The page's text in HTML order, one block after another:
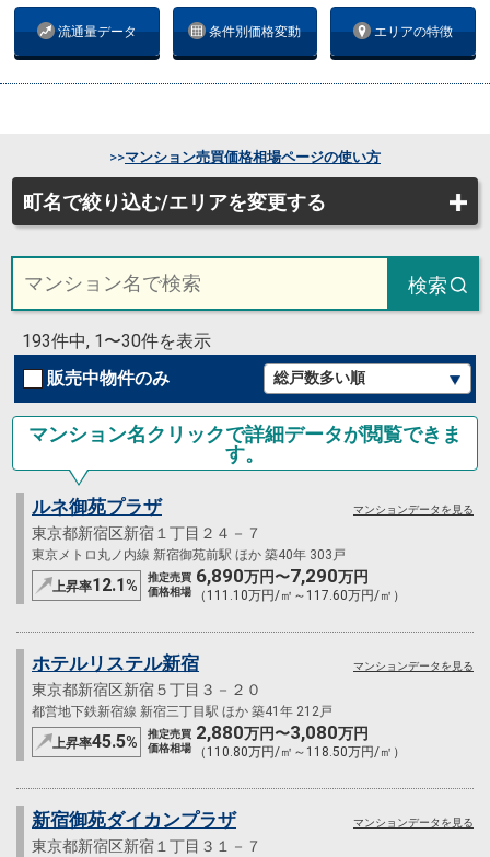
流通量データ 条件別価格変動 エリアの特徴
町名で絞り込む/エリアを変更する
>>マンション売買価格相場ページの使い方
検索
193件中, 1〜30件を表示
販売中物件のみ
マンション名クリックで詳細データが閲覧できま
す。
ルネ御苑プラザ
東京都新宿区新宿１丁目２４－７
東京メトロ丸ノ内線 新宿御苑前駅 ほか 築40年 303戸
上昇率12.1%
推定売買
価格相場
6,890万円〜7,290万円
（111.10万円/㎡～117.60万円/㎡）
マンションデータを見る
ホテルリステル新宿
東京都新宿区新宿５丁目３－２０
都営地下鉄新宿線 新宿三丁目駅 ほか 築41年 212戸
上昇率45.5%
推定売買
価格相場
2,880万円〜3,080万円
（110.80万円/㎡～118.50万円/㎡）
マンションデータを見る
新宿御苑ダイカンプラザ
東京都新宿区新宿１丁目３１－７
マンションデータを見る